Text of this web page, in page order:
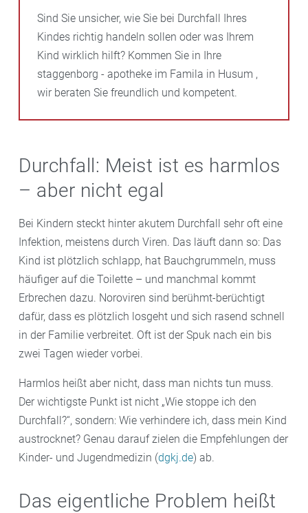
Sind Sie unsicher, wie Sie bei Durchfall Ihres
Kindes richtig handeln sollen oder was Ihrem
Kind wirklich hilft? Kommen Sie in Ihre
staggenborg - apotheke im Famila in Husum ,
wir beraten Sie freundlich und kompetent.
Durchfall: Meist ist es harmlos
– aber nicht egal
Bei Kindern steckt hinter akutem Durchfall sehr oft eine
Infektion, meistens durch Viren. Das läuft dann so: Das
Kind ist plötzlich schlapp, hat Bauchgrummeln, muss
häufiger auf die Toilette – und manchmal kommt
Erbrechen dazu. Noroviren sind berühmt-berüchtigt
dafür, dass es plötzlich losgeht und sich rasend schnell
in der Familie verbreitet. Oft ist der Spuk nach ein bis
zwei Tagen wieder vorbei.
Harmlos heißt aber nicht, dass man nichts tun muss.
Der wichtigste Punkt ist nicht „Wie stoppe ich den
Durchfall?“, sondern: Wie verhindere ich, dass mein Kind
austrocknet? Genau darauf zielen die Empfehlungen der
Kinder- und Jugendmedizin (dgkj.de) ab.
Das eigentliche Problem heißt